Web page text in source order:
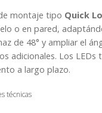
montaje tipo Quick
o en pared,
de 48° y ampliar el
adicionales. Los LEDs
a largo plazo.
técnicas